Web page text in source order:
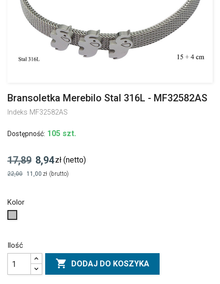
Bransoletka Merebilo Stal 316L - MF32582AS
Indeks MF32582AS
Dostępność: 105 szt.
17,89 8,94zł (netto)
22,00 11,00 zł (brutto)
Kolor
Ilość
 DODAJ DO KOSZYKA